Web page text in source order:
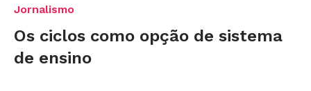
Jornalismo
Os ciclos como opção de sistema
de ensino